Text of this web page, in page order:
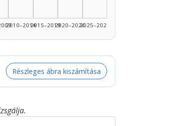
2010–20142015–20192020–20242025–2026
Részleges ábra kiszámítása